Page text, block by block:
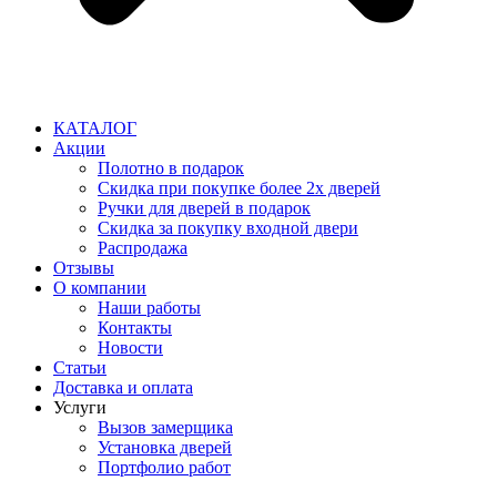
КАТАЛОГ
Акции
Полотно в подарок
Скидка при покупке более 2х дверей
Ручки для дверей в подарок
Скидка за покупку входной двери
Распродажа
Отзывы
О компании
Наши работы
Контакты
Новости
Статьи
Доставка и оплата
Услуги
Вызов замерщика
Установка дверей
Портфолио работ